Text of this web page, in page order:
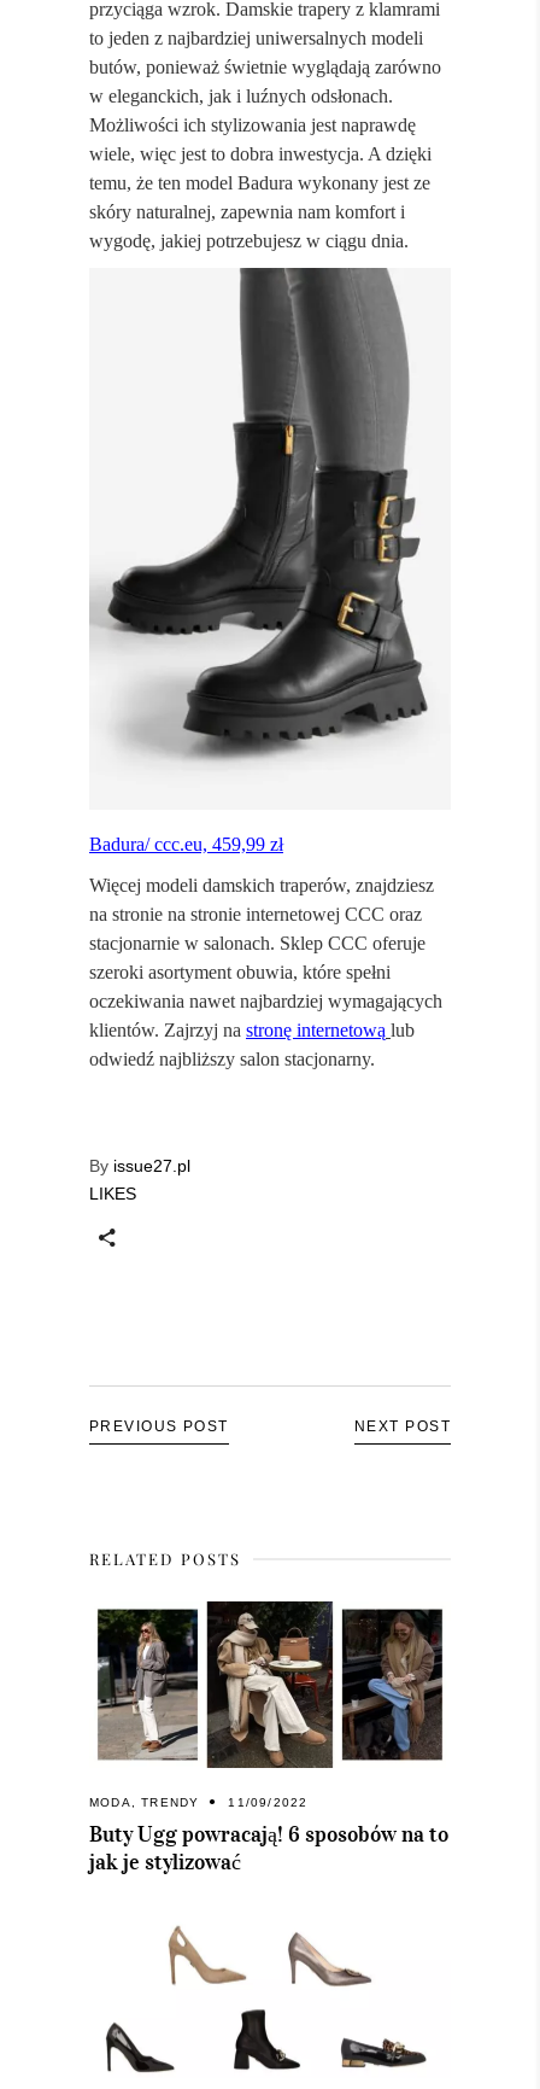
przyciąga wzrok. Damskie trapery z klamrami
to jeden z najbardziej uniwersalnych modeli
butów, ponieważ świetnie wyglądają zarówno
w eleganckich, jak i luźnych odsłonach.
Możliwości ich stylizowania jest naprawdę
wiele, więc jest to dobra inwestycja. A dzięki
temu, że ten model Badura wykonany jest ze
skóry naturalnej, zapewnia nam komfort i
wygodę, jakiej potrzebujesz w ciągu dnia.
Badura/ ccc.eu, 459,99 zł
Więcej modeli damskich traperów, znajdziesz
na stronie na stronie internetowej CCC oraz
stacjonarnie w salonach. Sklep CCC oferuje
szeroki asortyment obuwia, które spełni
oczekiwania nawet najbardziej wymagających
klientów. Zajrzyj na stronę internetową lub
odwiedź najbliższy salon stacjonarny.
By issue27.pl
LIKES
PREVIOUS POST NEXT POST
RELATED POSTS
MODA ,TRENDY 11/09/2022
Buty Ugg powracają! 6 sposobów na to
jak je stylizować